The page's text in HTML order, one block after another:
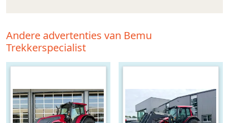
Andere advertenties van Bemu
Trekkerspecialist